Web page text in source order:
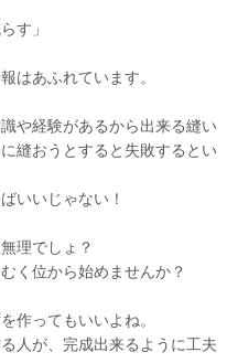
す」
はあふれています。
や経験があるから出来る縫い
縫おうとすると失敗するとい
いいじゃない！
理でしょ？
く位から始めませんか？
作ってもいいよね。
人が、完成出来るように工夫